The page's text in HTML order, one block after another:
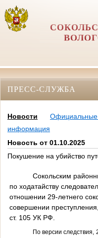
ПРЕСС-СЛУЖБА
Новости
информация
Новость от 01.10.2025
Покушение на убийство
Сокольским
по ходатайству
отношении 29-летнего
совершении
ст. 105 УК РФ.
По версии следствия,